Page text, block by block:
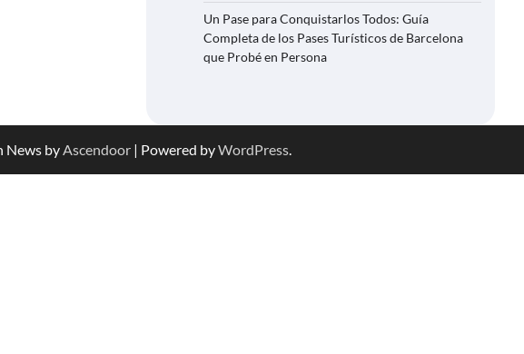
Un Pase para Conquistarlos Todos: Guía
Completa de los Pases Turísticos de Barcelona
que Probé en Persona
News byAscendoor| Powered byWordPress.